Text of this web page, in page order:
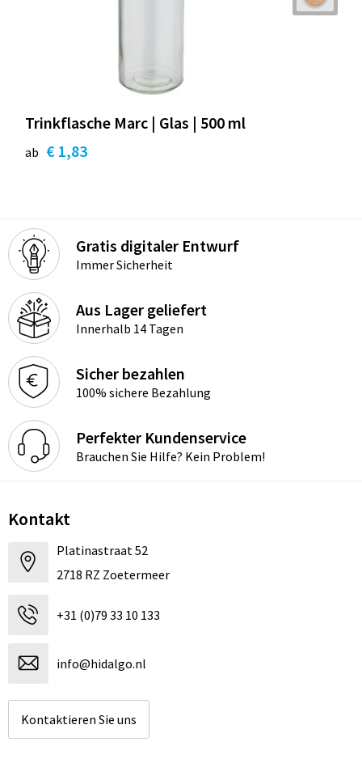
Trinkflasche Marc | Glas | 500 ml
ab € 1,83
Gratis digitaler Entwurf
Immer Sicherheit
Aus Lager geliefert
Innerhalb 14 Tagen
Sicher bezahlen
100% sichere Bezahlung
Perfekter Kundenservice
Brauchen Sie Hilfe? Kein Problem!
Kontakt
Platinastraat 52
2718 RZ Zoetermeer
+31 (0)79 33 10 133
info@hidalgo.nl
Kontaktieren Sie uns